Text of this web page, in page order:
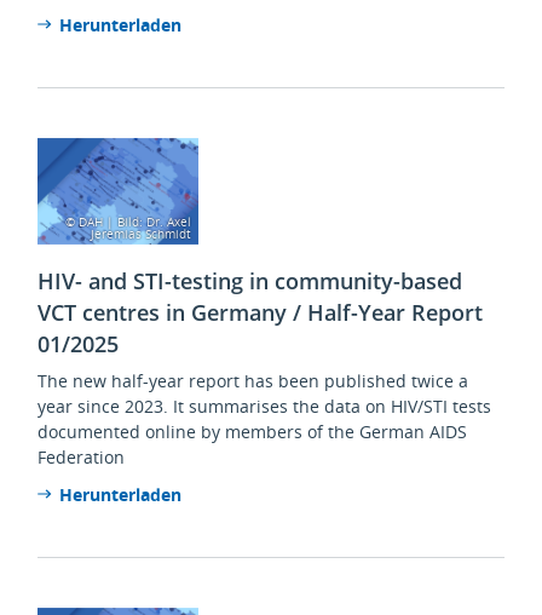
Herunterladen
© DAH | Bild: Dr. Axel
Jeremias Schmidt
HIV- and STI-testing in community-based
VCT centres in Germany / Half-Year Report
01/2025
The new half-year report has been published twice a
year since 2023. It summarises the data on HIV/STI tests
documented online by members of the German AIDS
Federation
Herunterladen